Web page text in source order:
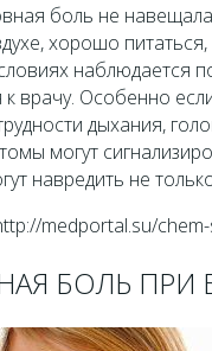
боль не
хорошо
наблюдается
врачу. Особенно
дыхания,
могут
навредить не
medportal.su/
БОЛЬ ПРИ